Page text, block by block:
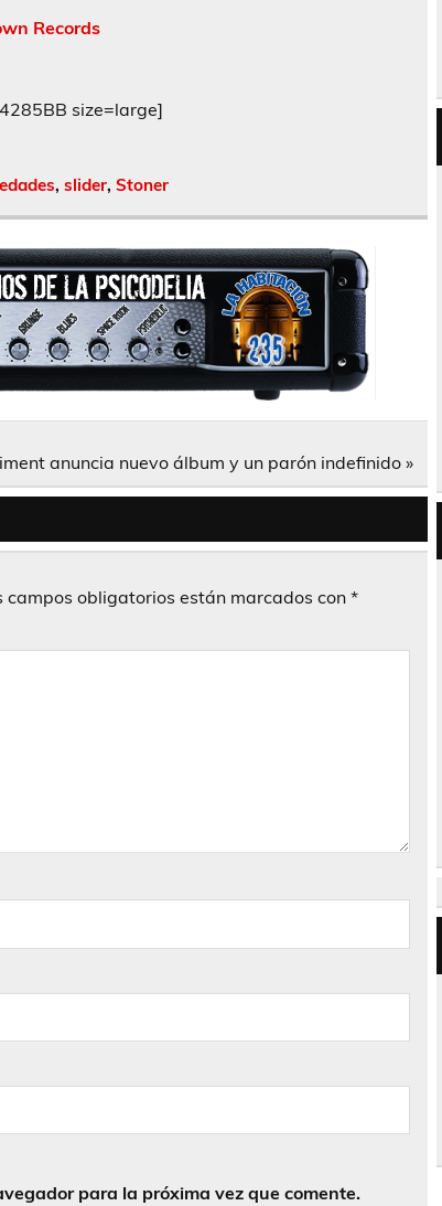
Records
size=large]
, slider, Stoner
anuncia nuevo álbum y un parón indefinido »
campos obligatorios están marcados con *
para la próxima vez que comente.